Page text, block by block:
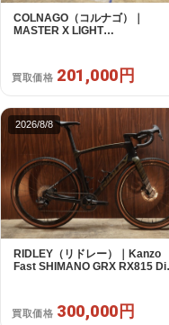
COLNAGO（コルナゴ）｜
MASTER X LIGHT
年｜美品｜買取金額 201,000円
買取価格 201,000円
2026/8/8
RIDLEY（リドレー）｜Kanzo
Fast SHIMANO GRX RX815
買取価格 300,000円